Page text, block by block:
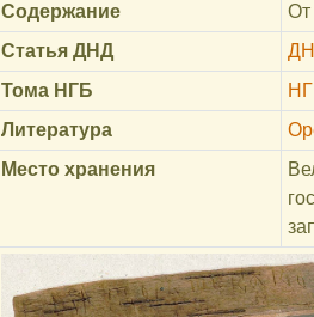
Содержание
От
Статья ДНД
Тома НГБ
Литература
Место хранения